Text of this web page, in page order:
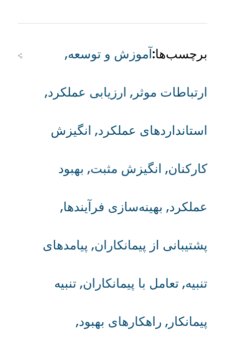
برچسب‌ها:آموزش و توسعه,
ارتباطات موثر , ارزیابی عملکرد,
استانداردهای عملکرد, انگیزش
کارکنان, انگیزش مثبت, بهبود
عملکرد, بهینه‌سازی فرآیندها,
پشتیبانی از پیمانکاران, پیامدهای
تنبیه, تعامل با پیمانکاران, تنبیه
پیمانکار , راهکارهای بهبود,